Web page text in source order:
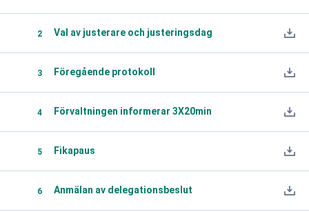
2 Val av justerare och justeringsdag
3 Föregående protokoll
4 Förvaltningen informerar 3X20min
5 Fikapaus
6 Anmälan av delegationsbeslut